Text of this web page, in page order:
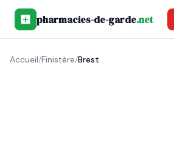
pharmacies-de-garde.net
Accueil/Finistère/Brest